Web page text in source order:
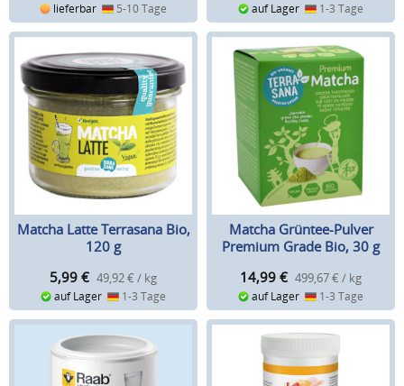
lieferbar 5-10 Tage auf Lager 1-3 Tage
Matcha Latte Terrasana Bio,
120 g
5,99 € 49,92 € / kg
auf Lager 1-3 Tage
Matcha Grüntee-Pulver
Premium Grade Bio, 30 g
14,99 € 499,67 € / kg
auf Lager 1-3 Tage